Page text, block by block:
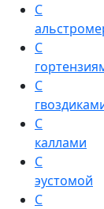
С
С
С
С
каллами
С
эустомой
С